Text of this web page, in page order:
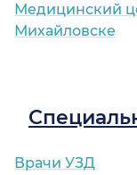
Медицинский
Михайловске
Врачи УЗД